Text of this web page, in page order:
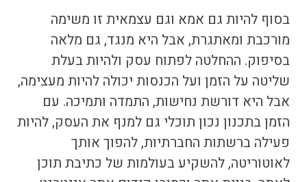
בסוף להיות גם אמא וגם עצמאית זו משימה
מורכבת ומאתגרת, אבל היא מנגד, גם מלאה
בסיפוק. ההחלטה לפתוח עסק ולהיות בעלת
שליטה על הזמן ועל הכנסות יכולה להיות מעצימה,
אבל היא דורשת נחישות, התמדה ותמיכה. עם
הזמן בתכנון נכון תוכלי גם למנף את העסק, להיות
פעילה ברשתות החברתיות, להפוך אותך
לאוטוריטה, להשקיע בעולמות של כתיבת תוכן